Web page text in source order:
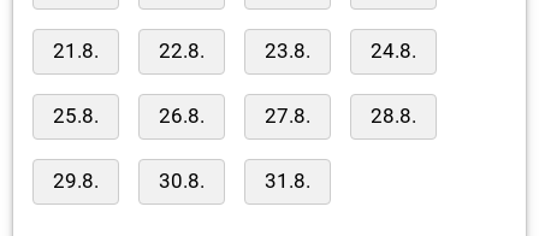
21.8. 22.8. 23.8. 24.8.
25.8. 26.8. 27.8. 28.8.
29.8. 30.8. 31.8.